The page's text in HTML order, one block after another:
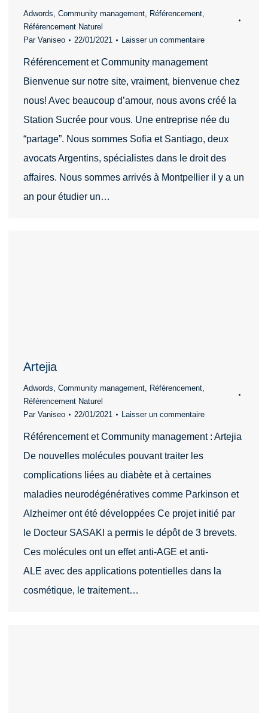
Adwords, Community management, Référencement,
Référencement Naturel
Par Vaniseo 22/01/2021 Laisser un commentaire
Référencement et Community management
Bienvenue sur notre site, vraiment, bienvenue chez
nous! Avec beaucoup d’amour, nous avons créé la
Station Sucrée pour vous. Une entreprise née du
“partage”. Nous sommes Sofia et Santiago, deux
avocats Argentins, spécialistes dans le droit des
affaires. Nous sommes arrivés à Montpellier il y a un
an pour étudier un…
Artejia
Adwords, Community management, Référencement,
Référencement Naturel
Par Vaniseo 22/01/2021 Laisser un commentaire
Référencement et Community management : Artejia
De nouvelles molécules pouvant traiter les
complications liées au diabète et à certaines
maladies neurodégénératives comme Parkinson et
Alzheimer ont été développées Ce projet initié par
le Docteur SASAKI a permis le dépôt de 3 brevets.
Ces molécules ont un effet anti-AGE et anti-
ALE avec des applications potentielles dans la
cosmétique, le traitement…